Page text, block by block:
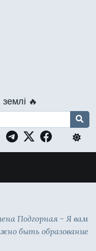
🔥
Подгорная - Я вам
быть образование